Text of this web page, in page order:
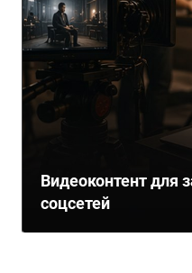
Видеоконтент для
соцсетей